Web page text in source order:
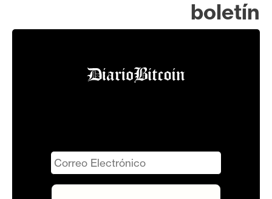
boletín